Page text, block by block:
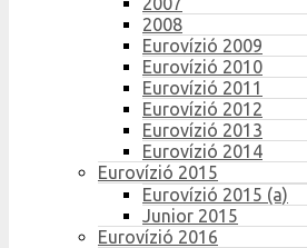
2008
Eurovízió 2009
Eurovízió 2010
Eurovízió 2011
Eurovízió 2012
Eurovízió 2013
Eurovízió 2014
Eurovízió 2015
Eurovízió 2015 (a)
Junior 2015
Eurovízió 2016